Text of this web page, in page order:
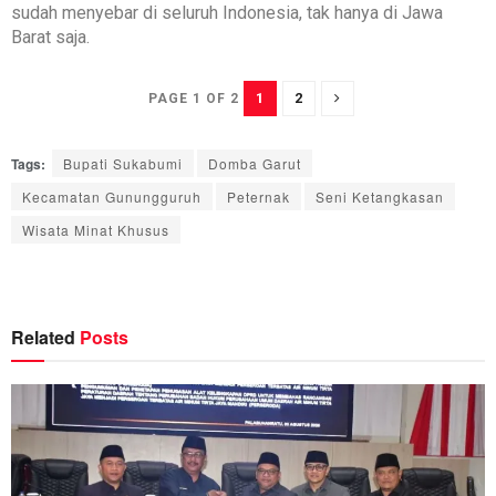
sudah menyebar di seluruh Indonesia, tak hanya di Jawa
Barat saja.
PAGE 1 OF 2 1 2
Tags: Bupati Sukabumi
Domba Garut
Kecamatan Gunungguruh
Peternak
Seni Ketangkasan
Wisata Minat Khusus
Related Posts